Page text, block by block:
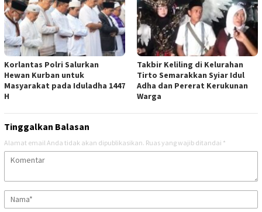
Korlantas Polri Salurkan
Hewan Kurban untuk
Masyarakat pada Iduladha 1447
H
Takbir Keliling di Kelurahan
Tirto Semarakkan Syiar Idul
Adha dan Pererat Kerukunan
Warga
Tinggalkan Balasan
Alamat email Anda tidak akan dipublikasikan. Ruas yang wajib ditandai *